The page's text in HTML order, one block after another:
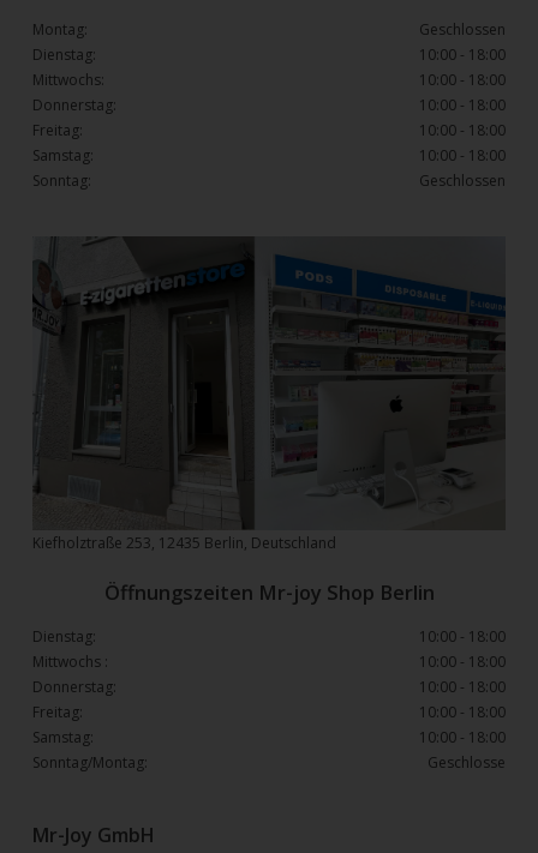
Mr-Joy GmbH
Kiefholztraße 253, 12435 Berlin, Deutschland
Montag:
Geschlossen
Dienstag:
10:00 - 18:00
Mittwochs:
10:00 - 18:00
Donnerstag:
10:00 - 18:00
Freitag:
10:00 - 18:00
Samstag:
10:00 - 18:00
Sonntag:
Geschlossen
Öffnungszeiten Mr-joy Shop Berlin
Dienstag:
10:00 - 18:00
Mittwochs :
10:00 - 18:00
Donnerstag:
10:00 - 18:00
Freitag:
10:00 - 18:00
Samstag:
10:00 - 18:00
Sonntag/Montag:
Geschlosse